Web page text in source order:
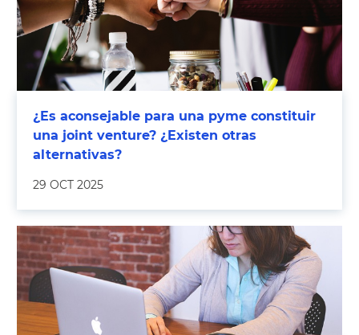
¿Es aconsejable para una pyme constituir
una joint venture? ¿Existen otras
alternativas?
29 OCT 2025